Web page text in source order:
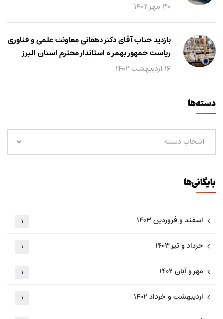
۳۰ مهر ۱۴۰۲
بازدید جناب آقای دکتر دهقانی معاونت علمی و فناوری
ریاست جمهور بهمراه استاندار محترم استان البرز
۱۶ اردیبهشت ۱۴۰۲
دسته‌ها
انتخاب دسته
بایگانی‌ها
اسفند و فروردین ۱۴۰۳ ۱
خرداد و تیر ۱۴۰۳ ۱
مهر و آبان ۱۴۰۲ ۱
اردیبهشت و خرداد ۱۴۰۲ ۱